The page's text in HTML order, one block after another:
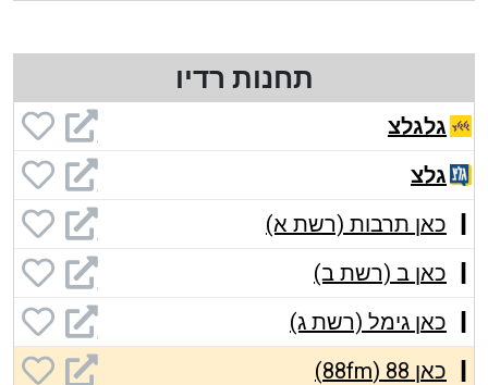
תחנות רדיו
גלגלצ
גלצ
כאן תרבות (רשת א)
כאן ב (רשת ב)
כאן גימל (רשת ג)
כאן 88 (88fm)